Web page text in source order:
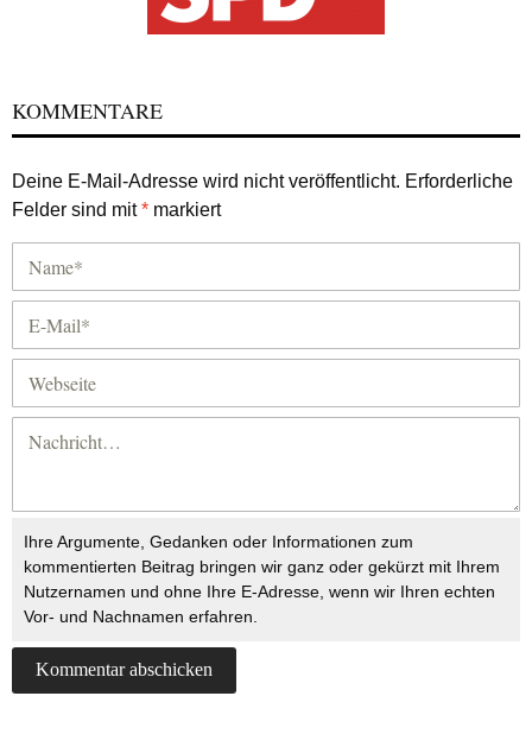
KOMMENTARE
Deine E-Mail-Adresse wird nicht veröffentlicht. Erforderliche
Felder sind mit* markiert
Ihre Argumente, Gedanken oder Informationen zum
kommentierten Beitrag bringen wir ganz oder gekürzt mit Ihrem
Nutzernamen und ohne Ihre E-Adresse, wenn wir Ihren echten
Vor- und Nachnamen erfahren.